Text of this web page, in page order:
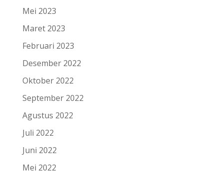
Mei 2023
Maret 2023
Februari 2023
Desember 2022
Oktober 2022
September 2022
Agustus 2022
Juli 2022
Juni 2022
Mei 2022